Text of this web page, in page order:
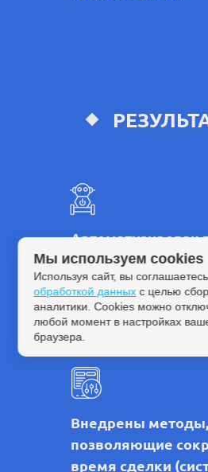
Автоматизирован
продаж с
контроля на
сделки (от
до закрытия
Внедрены методы,
позволяющие
время сделки
Мы используем cookies
Используя сайт, вы
обработкой данныхс целью
аналитики. Cookies можно
любой момент в настройках
браузера.